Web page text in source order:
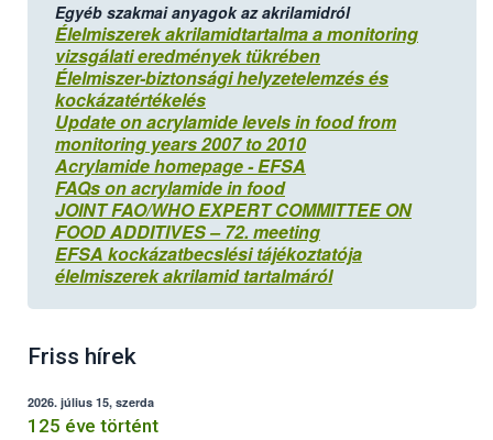
Egyéb szakmai anyagok az akrilamidról
Élelmiszerek akrilamidtartalma a monitoring
vizsgálati eredmények tükrében
Élelmiszer-biztonsági helyzetelemzés és
kockázatértékelés
Update on acrylamide levels in food from
monitoring years 2007 to 2010
Acrylamide homepage - EFSA
FAQs on acrylamide in food
JOINT FAO/WHO EXPERT COMMITTEE ON
FOOD ADDITIVES – 72. meeting
EFSA kockázatbecslési tájékoztatója
élelmiszerek akrilamid tartalmáról
Friss hírek
2026. július 15, szerda
125 éve történt